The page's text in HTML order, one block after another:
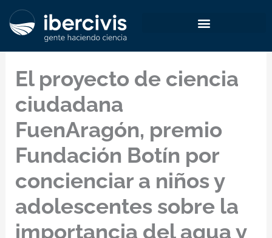
El proyecto de ciencia
ciudadana
FuenAragón, premio
Fundación Botín por
concienciar a niños y
adolescentes sobre la
importancia del agua y